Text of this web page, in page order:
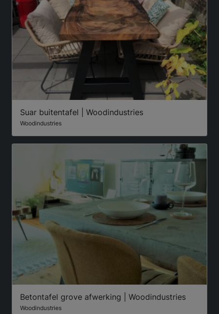
Suar buitentafel | Woodindustries
Woodindustries
Betontafel grove afwerking | Woodindustries
Woodindustries